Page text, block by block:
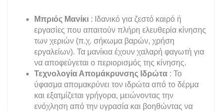
Μπριός Μανίκι : Ιδανικό για ζεστό καιρό ή
εργασίες που απαιτούν πλήρη ελευθερία κίνησης
των χεριών (π.χ. σήκωμα βαρών, χρήση
εργαλείων). Τα μανίκια έχουν χαλαρή φαγωτή για
να αποφεύγεται ο περιορισμός της κίνησης.
Τεχνολογία Απομάκρυνσης Ιδρώτα : Το
ύφασμα απομακρύνει τον ιδρώτα από το δέρμα
και εξατμίζεται γρήγορα, μειώνοντας την
ενόχληση από την υγρασία και βοηθώντας να